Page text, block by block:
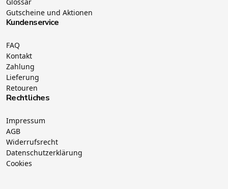
Gutscheine und Aktionen
Kundenservice
FAQ
Kontakt
Zahlung
Lieferung
Retouren
Rechtliches
Impressum
AGB
Widerrufsrecht
Datenschutzerklärung
Cookies